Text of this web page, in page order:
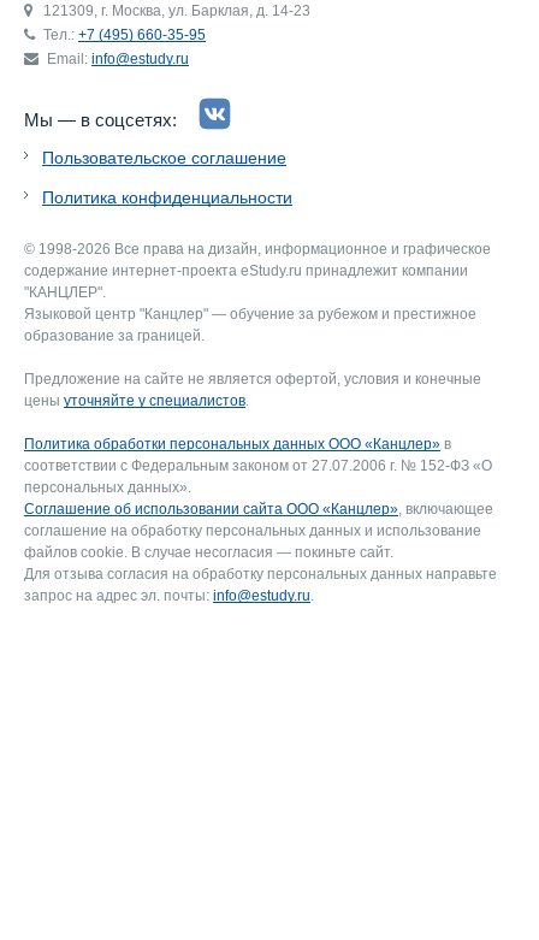
121309, г. Москва, ул. Барклая, д. 14-23
Тел.: +7 (495) 660-35-95
Email: info@estudy.ru
Мы — в соцсетях:
Пользовательское соглашение
Политика конфиденциальности
© 1998-2026 Все права на дизайн, информационное и графическое
содержание интернет-проекта eStudy.ru принадлежит компании
"КАНЦЛЕР".
Языковой центр "Канцлер" — обучение за рубежом и престижное
образование за границей.
Предложение на сайте не является офертой, условия и конечные
цены уточняйте у специалистов
Политика обработки персональных данных ООО «Канцлер» в
соответствии с Федеральным законом от 27.07.2006 г. № 152-ФЗ «О
персональных данных».
Соглашение об использовании сайта ООО «Канцлер» , включающее
соглашение на обработку персональных данных и использование
файлов cookie. В случае несогласия — покиньте сайт.
Для отзыва согласия на обработку персональных данных направьте
запрос на адрес эл. почты: info@estudy.ru